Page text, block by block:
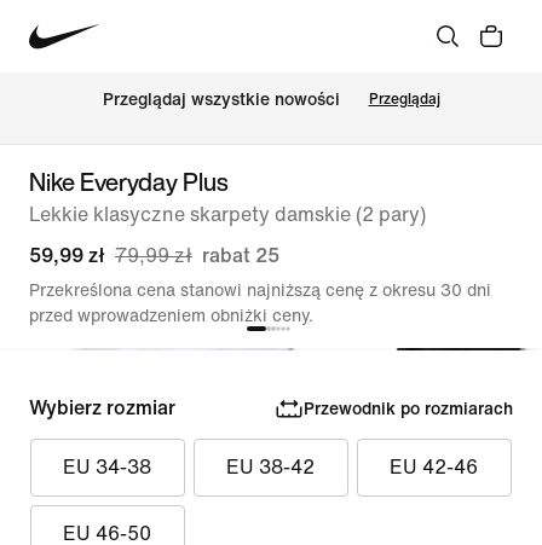
Przeglądaj wszystkie nowości Przeglądaj
Nike Everyday Plus
Lekkie klasyczne skarpety damskie (2 pary)
59,99 zł 79,99 zł rabat 25
Przekreślona cena stanowi najniższą cenę z okresu 30 dni
przed wprowadzeniem obniżki ceny.
Wybierz rozmiar Przewodnik po rozmiarach
EU 34-38 EU 38-42 EU 42-46
EU 46-50